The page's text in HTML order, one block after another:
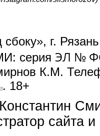
г.
серия ЭЛ №
К.М.
sends e-mail)
. 18+
сайта